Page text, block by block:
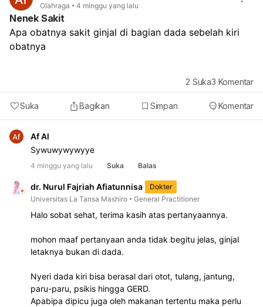
Olahraga 4 minggu yang lalu
Nenek Sakit
Apa obatnya sakit ginjal di bagian dada sebelah kiri
obatnya
Suka Bagikan Simpan Komentar
2 Suka3 Komentar
Af Al
Sywuwywywyye
4 minggu yang lalu Suka Balas
dr. Nurul Fajriah Afiatunnisa
Dokter
Universitas La Tansa Mashiro
General Practitioner
Halo sobat sehat, terima kasih atas pertanyaannya.
mohon maaf pertanyaan anda tidak begitu jelas, ginjal
letaknya bukan di dada.
Nyeri dada kiri bisa berasal dari otot, tulang, jantung,
paru-paru, psikis hingga GERD.
Apabipa dipicu juga oleh makanan tertentu maka perlu